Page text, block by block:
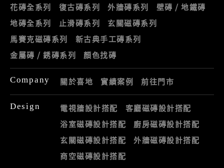
花磚全系列
復古磚系列 外牆磚系列
壁磚 / 地鐵磚
地磚全系列
止滑磚系列
玄關磁磚系列
馬賽克磁磚系列
新古典手工磚系列
金屬磚 / 銹磚系列
顏色找磚
Company 關於喜地 實績案例 前往門市
Design 電視牆設計搭配
客廳磁磚設計搭配
浴室磁磚設計搭配
廚房磁磚設計搭配
玄關磁磚設計搭配
外牆磁磚設計搭配
商空磁磚設計搭配